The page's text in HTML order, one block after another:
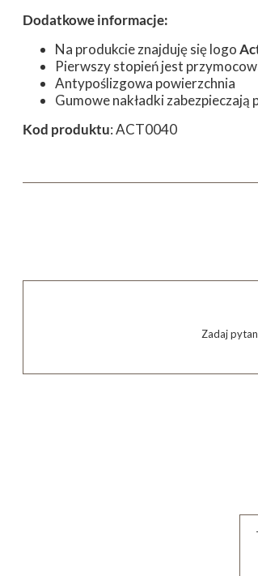
Dodatkowe informacje:
Na produkcie znajduję się logo
Pierwszy stopień jest
Antypoślizgowa powierzchnia
Gumowe nakładki
Kod produktu: ACT0040
Zadaj